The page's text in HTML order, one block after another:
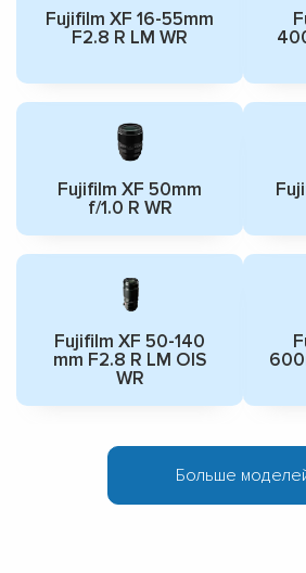
Fujifilm XF 16-55mm
F2.8 R LM WR
Fujifilm XF 50mm
f/1.0 R WR
Fujifilm XF 50-140
mm F2.8 R LM OIS
WR
Больше